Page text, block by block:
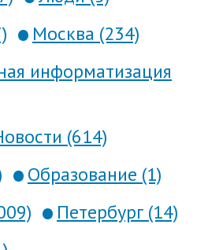
Москва (234)
информатизация
(614)
Образование (1)
Петербург (14)